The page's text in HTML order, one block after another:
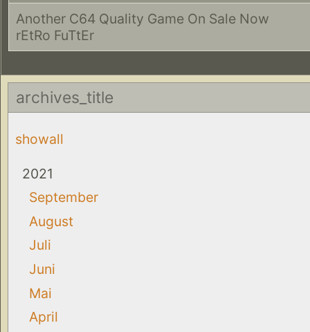
Another C64 Quality Game On Sale Now
rEtRo FuTtEr
archives_title
showall
2021
September
August
Juli
Juni
Mai
April